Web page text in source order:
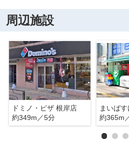
周辺施設
ドミノ・ピザ 根岸店
約349m／5分
約365m